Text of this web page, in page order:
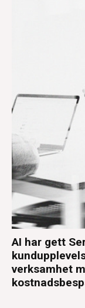
AI har gett
verksamhet